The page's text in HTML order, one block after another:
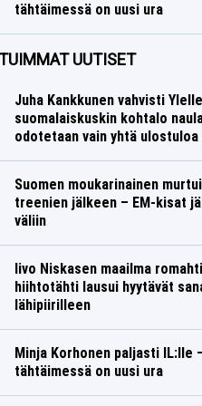
tähtäimessä on uusi ura
UUTISET
Juha Kankkunen vahvisti
suomalaiskuskin kohtalo
odotetaan vain yhtä ulostuloa
Suomen moukarinainen
treenien jälkeen – EM-kisat
väliin
Iivo Niskasen maailma
hiihtotähti lausui hyytävät
lähipiirilleen
Minja Korhonen paljasti IL:lle
tähtäimessä on uusi ura